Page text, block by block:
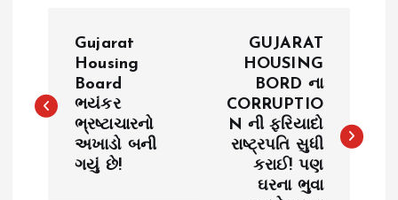
s
Gujarat
Housing
Board
ભયંકર
ભ્રષ્ટાચારનો
અખાડો બની
ગયું છે!
GUJARAT
HOUSING
BORD ના
CORRUPTIO
N ની ફરિયાદો
રાષ્ટ્રપતિ સુધી
કરાઈ! પણ
ઘરના ભુવા